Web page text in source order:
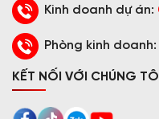
Kinh doanh dự án:
Phòng kinh doanh:
KẾT NỐI VỚI CHÚNG TÔI